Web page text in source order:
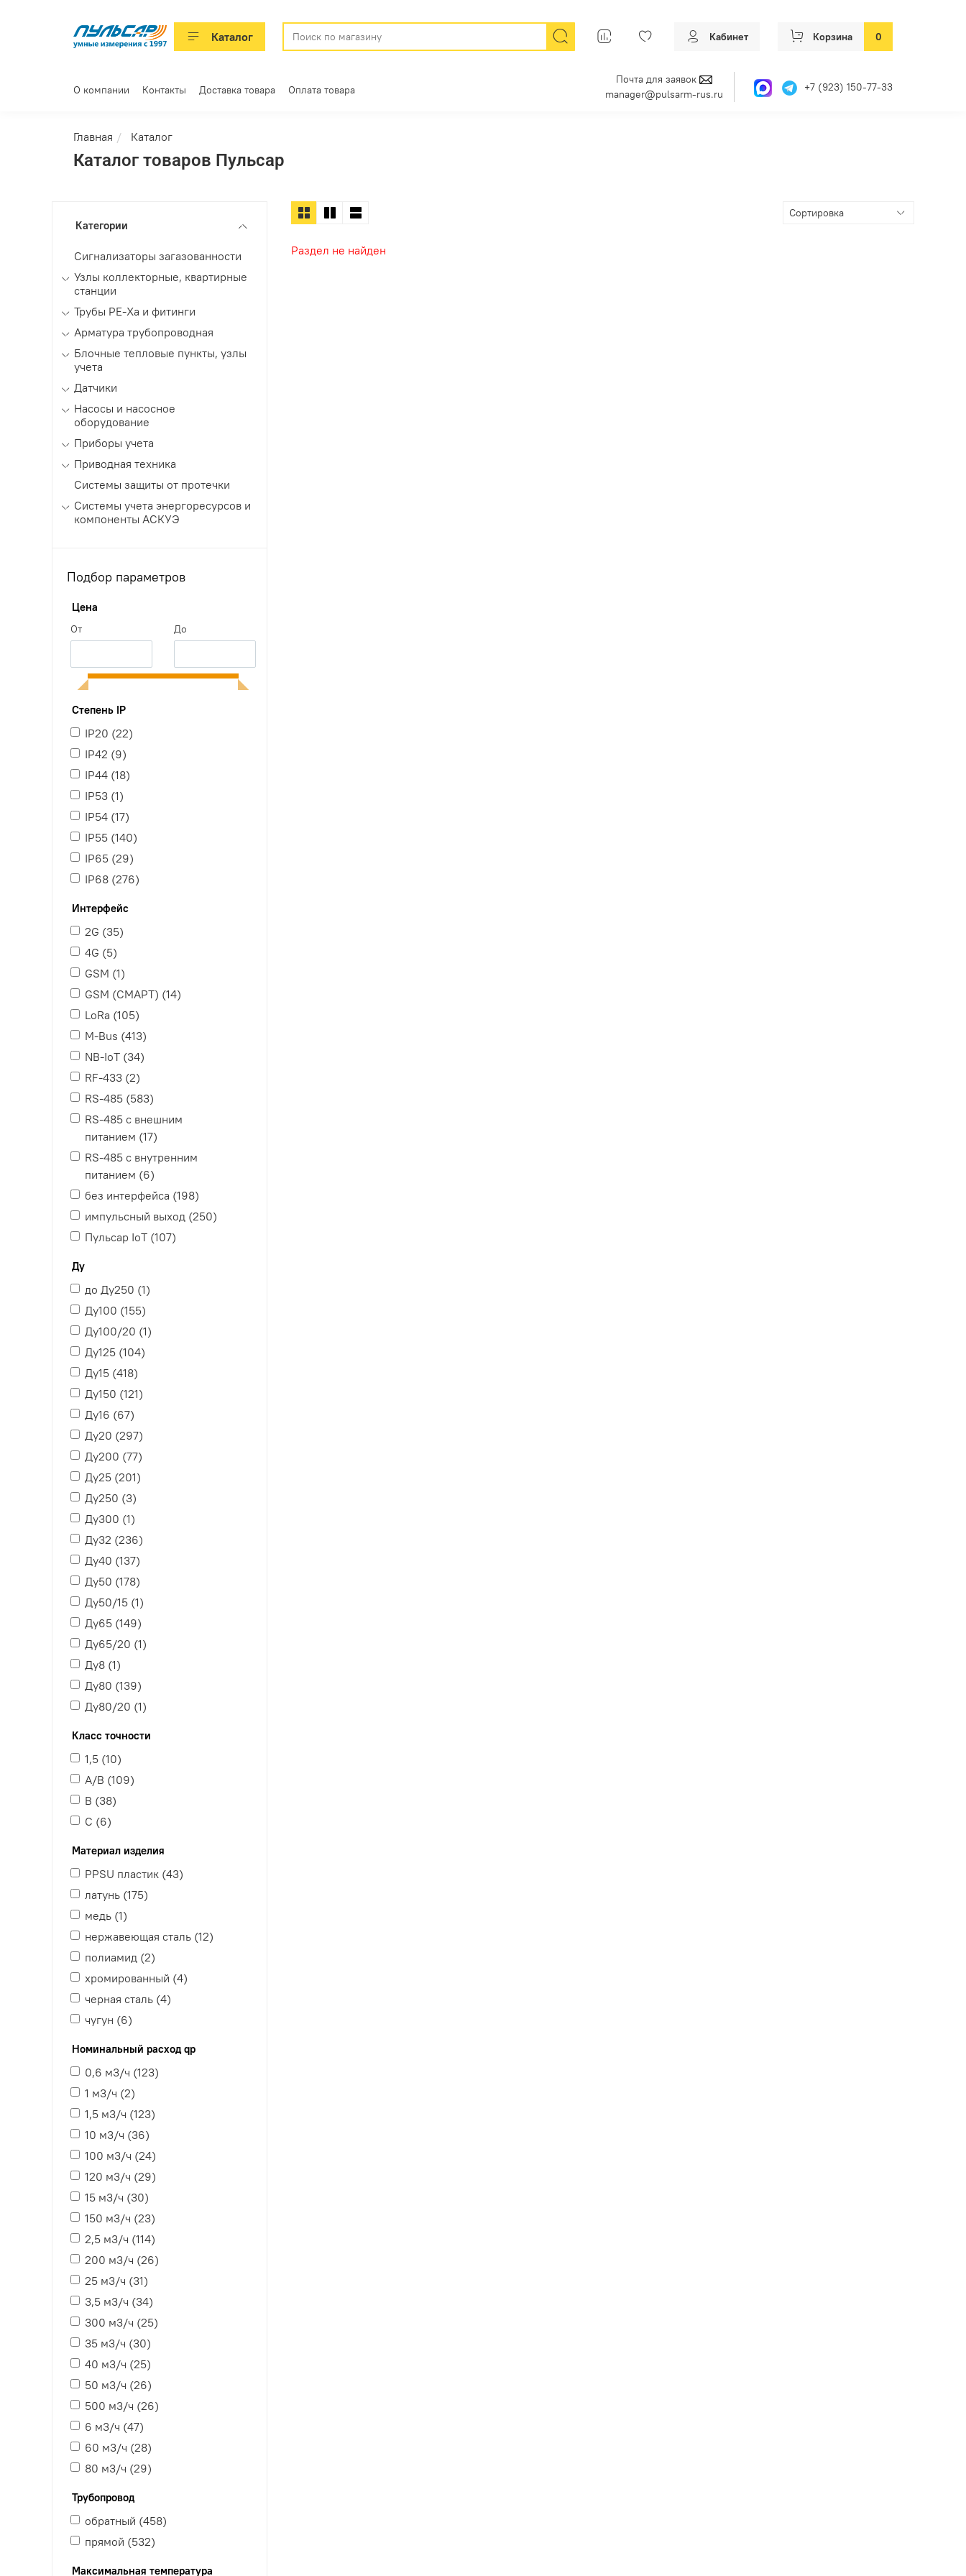
Каталог Кабинет Корзина 0
О компании Контакты Доставка товара Оплата товара
Почта для заявок
manager@pulsarm-rus.ru
+7 (923) 150-77-33
Главная Каталог
Каталог товаров Пульсар
Раздел не найден
Категории
Сигнализаторы загазованности
Узлы коллекторные, квартирные
станции
Трубы РЕ-Ха и фитинги
Арматура трубопроводная
Блочные тепловые пункты, узлы
учета
Датчики
Насосы и насосное
оборудование
Приборы учета
Приводная техника
Системы защиты от протечки
Системы учета энергоресурсов и
компоненты АСКУЭ
Подбор параметров
Цена
От До
Степень IP
IP20 (22)
IP42 (9)
IP44 (18)
IP53 (1)
IP54 (17)
IP55 (140)
IP65 (29)
IP68 (276)
Интерфейс
2G (35)
4G (5)
GSM (1)
GSM (СМАРТ) (14)
LoRa (105)
M-Bus (413)
NB-IoT (34)
RF-433 (2)
RS-485 (583)
RS-485 с внешним
питанием (17)
RS-485 с внутренним
питанием (6)
без интерфейса (198)
импульсный выход (250)
Пульсар IoT (107)
Ду
до Ду250 (1)
Ду100 (155)
Ду100/20 (1)
Ду125 (104)
Ду15 (418)
Ду150 (121)
Ду16 (67)
Ду20 (297)
Ду200 (77)
Ду25 (201)
Ду250 (3)
Ду300 (1)
Ду32 (236)
Ду40 (137)
Ду50 (178)
Ду50/15 (1)
Ду65 (149)
Ду65/20 (1)
Ду8 (1)
Ду80 (139)
Ду80/20 (1)
Класс точности
1,5 (10)
A/B (109)
B (38)
C (6)
Материал изделия
PPSU пластик (43)
латунь (175)
медь (1)
нержавеющая сталь (12)
полиамид (2)
хромированный (4)
черная сталь (4)
чугун (6)
Номинальный расход qp
0,6 м3/ч (123)
1 м3/ч (2)
1,5 м3/ч (123)
10 м3/ч (36)
100 м3/ч (24)
120 м3/ч (29)
15 м3/ч (30)
150 м3/ч (23)
2,5 м3/ч (114)
200 м3/ч (26)
25 м3/ч (31)
3,5 м3/ч (34)
300 м3/ч (25)
35 м3/ч (30)
40 м3/ч (25)
50 м3/ч (26)
500 м3/ч (26)
6 м3/ч (47)
60 м3/ч (28)
80 м3/ч (29)
Трубопровод
обратный (458)
прямой (532)
Максимальная температура